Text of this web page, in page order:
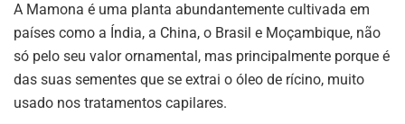
A Mamona é uma planta abundantemente cultivada em
países como a Índia, a China, o Brasil e Moçambique, não
só pelo seu valor ornamental, mas principalmente porque é
das suas sementes que se extrai o óleo de rícino, muito
usado nos tratamentos capilares.